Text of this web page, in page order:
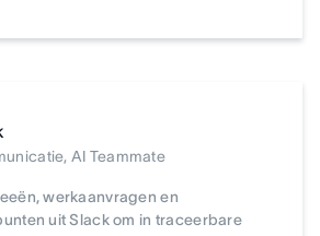
AI Teammate
werkaanvragen en
uit Slack om in traceerbare